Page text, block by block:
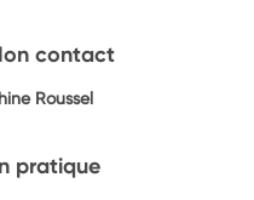
contact
Roussel
pratique